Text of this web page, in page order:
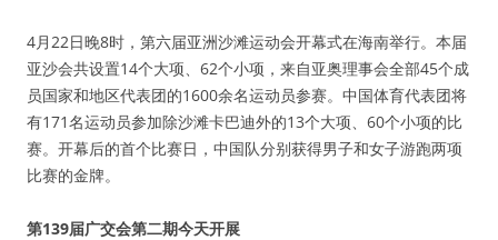
4月22日晚8时，第六届亚洲沙滩运动会开幕式在海南举行。本届
亚沙会共设置14个大项、62个小项，来自亚奥理事会全部45个成
员国家和地区代表团的1600余名运动员参赛。中国体育代表团将
有171名运动员参加除沙滩卡巴迪外的13个大项、60个小项的比
赛。开幕后的首个比赛日，中国队分别获得男子和女子游跑两项
比赛的金牌。
第139届广交会第二期今天开展